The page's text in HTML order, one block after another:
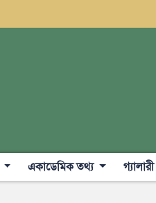
একাডেমিক তথ্য গ্যালারী